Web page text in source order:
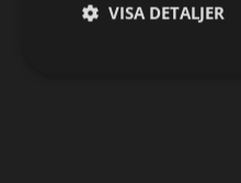
VISA DETALJER